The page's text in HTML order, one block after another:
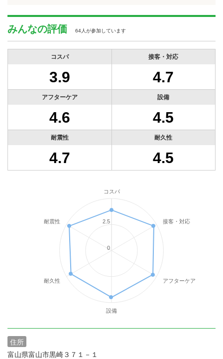
みんなの評価 64人が参加しています
コスパ
3.9
接客・対応
4.7
アフターケア
4.6
設備
4.5
耐震性
4.7
耐久性
4.5
コスパ
接客・対応
アフターケア
設備
耐久性
耐震性
0
2.5
住所
富山県富山市黒崎３７１－１